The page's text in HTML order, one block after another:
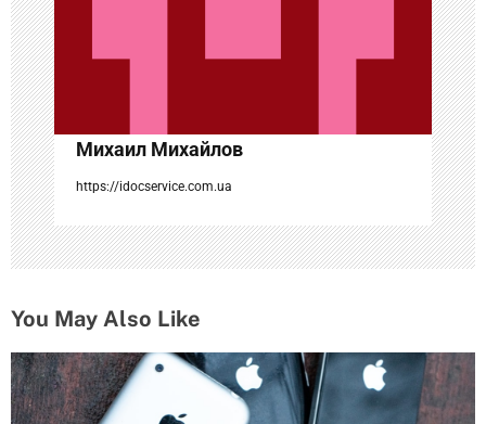
з
а
п
и
с
я
м
Михаил Михайлов
https://idocservice.com.ua
You May Also Like